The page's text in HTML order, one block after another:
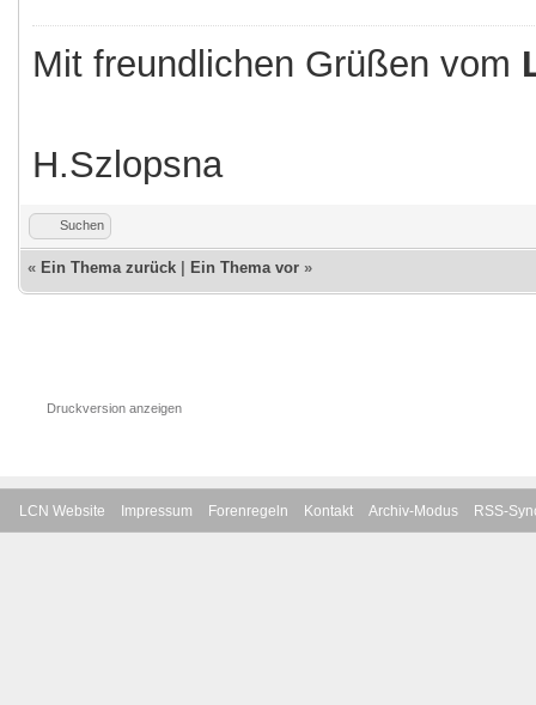
Mit freundlichen Grüßen vom
H.Szlopsna
Suchen
« Ein Thema zurück Ein Thema vor »
Druckversion anzeigen
LCN Website Impressum Forenregeln Kontakt Archiv-Modus RSS-